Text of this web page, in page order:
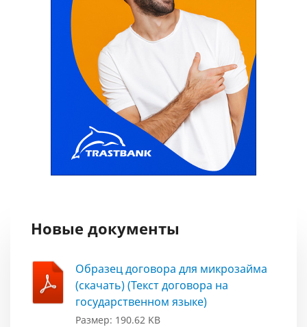
Новые документы
Образец договора для микрозайма
(скачать) (Текст договора на
государственном языке)
Размер: 190.62 KB